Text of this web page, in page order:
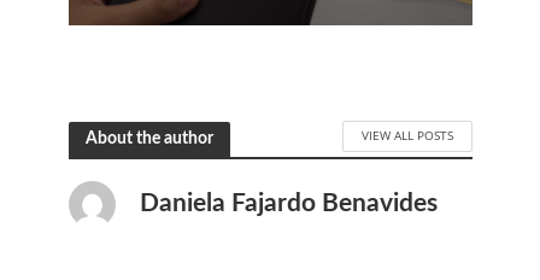
About the author VIEW ALL POSTS
Daniela Fajardo Benavides